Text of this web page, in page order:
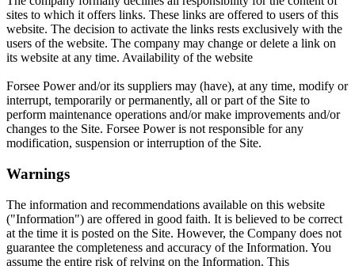
sites to which it offers links. These links are offered to users of this
website. The decision to activate the links rests exclusively with the
users of the website. The company may change or delete a link on
its website at any time. Availability of the website
Forsee Power and/or its suppliers may (have), at any time, modify or
interrupt, temporarily or permanently, all or part of the Site to
perform maintenance operations and/or make improvements and/or
changes to the Site. Forsee Power is not responsible for any
modification, suspension or interruption of the Site.
Warnings
The information and recommendations available on this website
("Information") are offered in good faith. It is believed to be correct
at the time it is posted on the Site. However, the Company does not
guarantee the completeness and accuracy of the Information. You
assume the entire risk of relying on the Information. This